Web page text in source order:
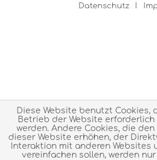
Datenschutz
Diese Website benutzt Cookies,
Betrieb der Website
werden. Andere Cookies, die
dieser Website erhöhen, der
Interaktion mit anderen Websites
vereinfachen sollen, werden